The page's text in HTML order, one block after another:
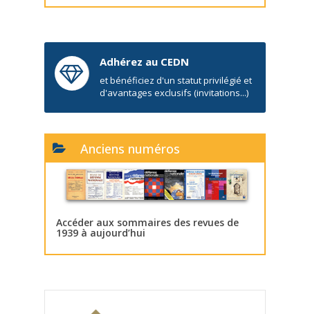
Adhérez au CEDN
et bénéficiez d'un statut privilégié et
d'avantages exclusifs (invitations...)
Anciens numéros
Accéder aux sommaires des revues de
1939 à aujourd’hui